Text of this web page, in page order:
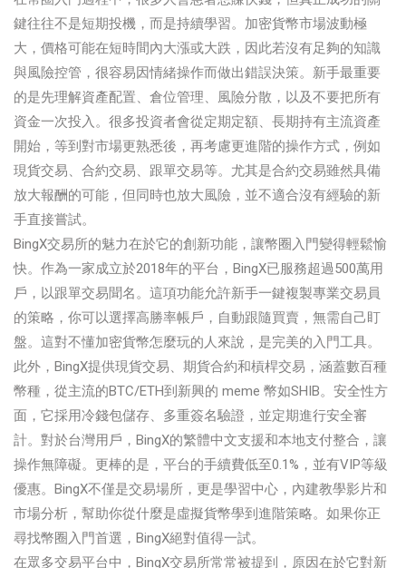
鍵往往不是短期投機，而是持續學習。加密貨幣市場波動極
大，價格可能在短時間內大漲或大跌，因此若沒有足夠的知識
與風險控管，很容易因情緒操作而做出錯誤決策。新手最重要
的是先理解資產配置、倉位管理、風險分散，以及不要把所有
資金一次投入。很多投資者會從定期定額、長期持有主流資產
開始，等到對市場更熟悉後，再考慮更進階的操作方式，例如
現貨交易、合約交易、跟單交易等。尤其是合約交易雖然具備
放大報酬的可能，但同時也放大風險，並不適合沒有經驗的新
手直接嘗試。
BingX交易所的魅力在於它的創新功能，讓幣圈入門變得輕鬆愉
快。作為一家成立於2018年的平台，BingX已服務超過500萬用
戶，以跟單交易聞名。這項功能允許新手一鍵複製專業交易員
的策略，你可以選擇高勝率帳戶，自動跟隨買賣，無需自己盯
盤。這對不懂加密貨幣怎麼玩的人來說，是完美的入門工具。
此外，BingX提供現貨交易、期貨合約和槓桿交易，涵蓋數百種
幣種，從主流的BTC/ETH到新興的 meme 幣如SHIB。安全性方
面，它採用冷錢包儲存、多重簽名驗證，並定期進行安全審
計。對於台灣用戶，BingX的繁體中文支援和本地支付整合，讓
操作無障礙。更棒的是，平台的手續費低至0.1%，並有VIP等級
優惠。BingX不僅是交易場所，更是學習中心，內建教學影片和
市場分析，幫助你從什麼是虛擬貨幣學到進階策略。如果你正
尋找幣圈入門首選，BingX絕對值得一試。
在眾多交易平台中，BingX交易所常常被提到，原因在於它對新